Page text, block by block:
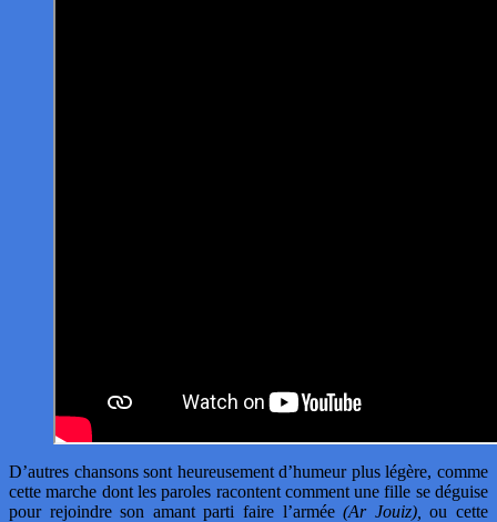
D’autres chansons sont heureusement d’humeur plus légère, comme
cette marche dont les paroles racontent comment une fille se déguise
pour rejoindre son amant parti faire l’armée(Ar Jouiz),
ou cette